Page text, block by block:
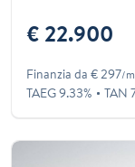
€ 22.900
Finanzia da € 297/
TAEG 9.33% TAN